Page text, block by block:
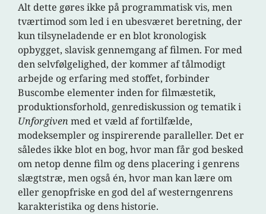
Alt dette gøres ikke på programmatisk vis, men
tværtimod som led i en ubesværet beretning, der
kun tilsyneladende er en blot kronologisk
opbygget, slavisk gennemgang af filmen. For med
den selvfølgelighed, der kommer af tålmodigt
arbejde og erfaring med stoffet, forbinder
Buscombe elementer inden for filmæstetik,
produktionsforhold, genrediskussion og tematik i
Unforgivenmed et væld af fortilfælde,
modeksempler og inspirerende paralleller. Det er
således ikke blot en bog, hvor man får god besked
om netop denne film og dens placering i genrens
slægtstræ, men også én, hvor man kan lære om
eller genopfriske en god del af westerngenrens
karakteristika og dens historie.